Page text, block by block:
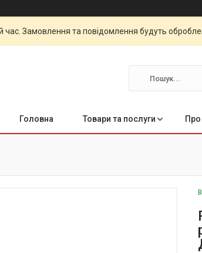
час. Замовлення та повідомлення будуть
Головна Товари та послуги Про